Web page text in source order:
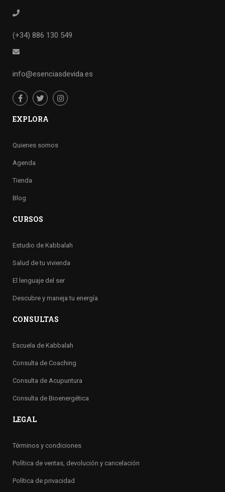
(+34) 886 130 549
info@esenciasdevida.es
EXPLORA
Quienes somos
Agenda
Tienda
Blog
CURSOS
Estudio de Kabbalah
Salud de tu vivienda
El lenguaje del ser
Descubre y maneja tu energía
CONSULTAS
Escuela de Kabbalah
Consulta de Coaching
Consulta de Acupuntura
Consulta de Bioenergética
LEGAL
Términos y condiciones
Política de ventas, devolución y cancelación
Política de privacidad